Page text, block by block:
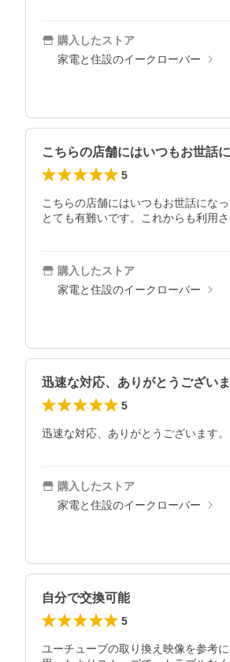
購入したストア
家電と住設のイークローバー
こちらの店舗にはいつもお世話
5
こちらの店舗にはいつもお世話にな
とても有難いです。これからも利用さ
購入したストア
家電と住設のイークローバー
迅速な対応、ありがとうござい
5
迅速な対応、ありがとうございます
購入したストア
家電と住設のイークローバー
自分で交換可能
5
ユーチューブの取り換え映像を参考